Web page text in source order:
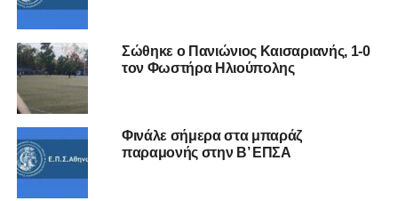
Σώθηκε ο Πανιώνιος Καισαριανής, 1-0
τον Φωστήρα Ηλιούπολης
Φινάλε σήμερα στα μπαράζ
παραμονής στην Β’ ΕΠΣΑ